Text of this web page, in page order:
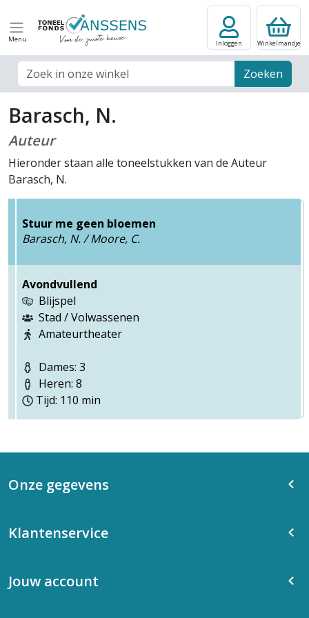
Menu
Zoek veld Zoeken
Inloggen Winkelmandje
Barasch, N.
Auteur
Hieronder staan alle toneelstukken van de Auteur
Barasch, N.
Stuur me geen bloemen
Barasch, N. / Moore, C.
Avondvullend
Blijspel
Stad / Volwassenen
Amateurtheater
Dames: 3
Heren: 8
Tijd: 110 min
Onze gegevens
Klantenservice
Jouw account